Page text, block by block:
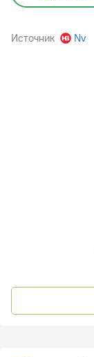
Источник Nv